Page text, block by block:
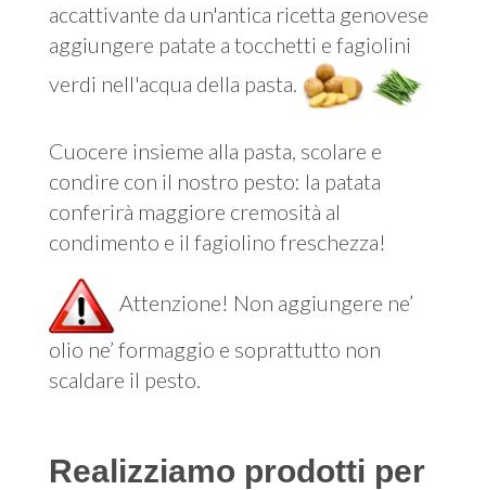
accattivante da un'antica ricetta genovese
aggiungere patate a tocchetti e fagiolini
verdi nell'acqua della pasta.
Cuocere insieme alla pasta, scolare e
condire con il nostro pesto: la patata
conferirà maggiore cremosità al
condimento e il fagiolino freschezza!
Attenzione! Non aggiungere ne’
olio ne’ formaggio e soprattutto non
scaldare il pesto.
Realizziamo prodotti per